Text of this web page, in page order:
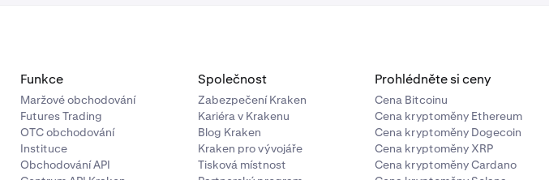
Funkce
Maržové obchodování
Futures Trading
OTC obchodování
Instituce
Obchodování API
Společnost
Zabezpečení Kraken
Kariéra v Krakenu
Blog Kraken
Kraken pro vývojáře
Tisková místnost
Prohlédněte si ceny
Cena Bitcoinu
Cena kryptoměny Ethereum
Cena kryptoměny Dogecoin
Cena kryptoměny XRP
Cena kryptoměny Cardano